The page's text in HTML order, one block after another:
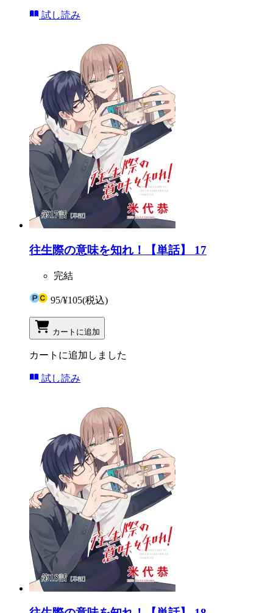
試し読み
往生際の意味を知れ！【単話】 17
完結
95/¥105(税込)
カートに追加
カートに追加しました
試し読み